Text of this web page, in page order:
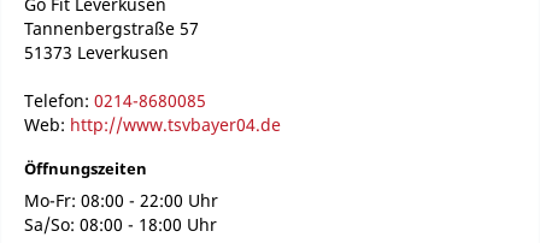
Tannenbergstraße 57
51373 Leverkusen
Telefon: 0214-8680085
Web: http://www.tsvbayer04.de
Öffnungszeiten
Mo-Fr: 08:00 - 22:00 Uhr
Sa/So: 08:00 - 18:00 Uhr